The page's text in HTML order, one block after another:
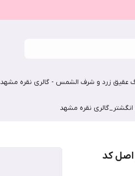
زرد و شرف الشمس - گالری نقره مشهد
نقره مشهد
اصل کد